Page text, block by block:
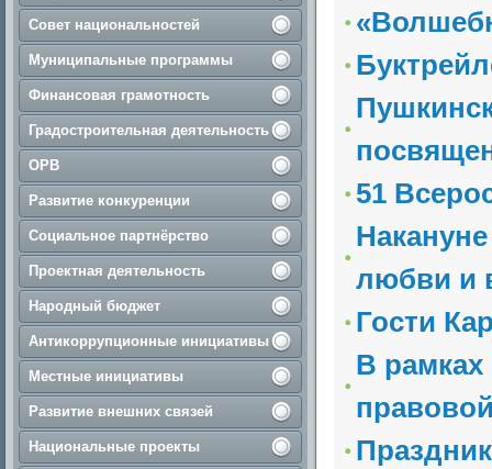
Совет национальностей
Муниципальные программы
Финансовая грамотность
Градостроительная деятельность
ОРВ
Развитие конкуренции
Социальное партнёрство
Проектная деятельность
Народный бюджет
Антикоррупционные инициативы
Местные инициативы
Развитие внешних связей
Национальные проекты
51
любви и
Гости
В рамках